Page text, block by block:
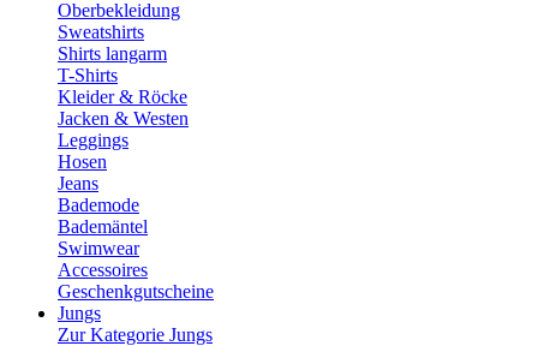
Oberbekleidung
Sweatshirts
Shirts langarm
T-Shirts
Kleider & Röcke
Jacken & Westen
Leggings
Hosen
Jeans
Bademode
Bademäntel
Swimwear
Accessoires
Geschenkgutscheine
Jungs
Zur Kategorie Jungs